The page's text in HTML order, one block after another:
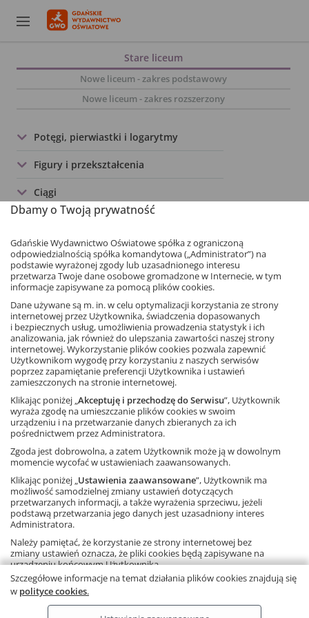
Stare liceum
Nowe liceum - zakres podstawowy
Nowe liceum - zakres rozszerzony
Potęgi, pierwiastki i logarytmy
Figury i przekształcenia
Ciągi
Figury podobne
Statystyka
FACEBOOK
POLECANE STRONY
O NAS
WSPÓŁPRACA Z GWO
KONTAKT
Copyright © by Gdańskie Wydawnictwo Oświatowe - 2026
Dbamy o Twoją prywatność
Gdańskie Wydawnictwo Oświatowe spółka z ograniczoną
odpowiedzialnością spółka komandytowa („Administrator”) na
podstawie wyrażonej zgody lub uzasadnionego interesu
przetwarza Twoje dane osobowe gromadzone w Internecie, w tym
informacje zapisywane za pomocą plików cookies.
Dane używane są m. in. w celu optymalizacji korzystania ze strony
internetowej przez Użytkownika, świadczenia dopasowanych
i bezpiecznych usług, umożliwienia prowadzenia statystyk i ich
analizowania, jak również do ulepszania zawartości naszej strony
internetowej. Wykorzystanie plików cookies pozwala zapewnić
Użytkownikom wygodę przy korzystaniu z naszych serwisów
poprzez zapamiętanie preferencji Użytkownika i ustawień
zamieszczonych na stronie internetowej.
Klikając poniżej „ Akceptuję i przechodzę do Serwisu”, Użytkownik
wyraża zgodę na umieszczanie plików cookies w swoim
urządzeniu i na przetwarzanie danych zbieranych za ich
pośrednictwem przez Administratora.
Zgoda jest dobrowolna, a zatem Użytkownik może ją w dowolnym
momencie wycofać w ustawieniach zaawansowanych.
Klikając poniżej „ Ustawienia zaawansowane”, Użytkownik ma
możliwość samodzielnej zmiany ustawień dotyczących
przetwarzanych informacji, a także wyrażenia sprzeciwu, jeżeli
podstawą przetwarzania jego danych jest uzasadniony interes
Administratora.
Należy pamiętać, że korzystanie ze strony internetowej bez
zmiany ustawień oznacza, że pliki cookies będą zapisywane na
urządzeniu końcowym Użytkownika.
Szczegółowe informacje na temat działania plików cookies znajdują się
w polityce cookies.